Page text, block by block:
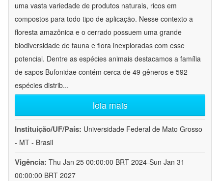
uma vasta variedade de produtos naturais, ricos em
compostos para todo tipo de aplicação. Nesse contexto a
floresta amazônica e o cerrado possuem uma grande
biodiversidade de fauna e flora inexploradas com esse
potencial. Dentre as espécies animais destacamos a família
de sapos Bufonidae contém cerca de 49 gêneros e 592
espécies distrib...
leia mais
Instituição/UF/País: Universidade Federal de Mato Grosso
- MT - Brasil
Vigência: Thu Jan 25 00:00:00 BRT 2024-Sun Jan 31
00:00:00 BRT 2027